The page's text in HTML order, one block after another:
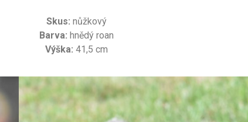
Skus: nůžkový
Barva: hnědý roan
Výška: 41,5 cm